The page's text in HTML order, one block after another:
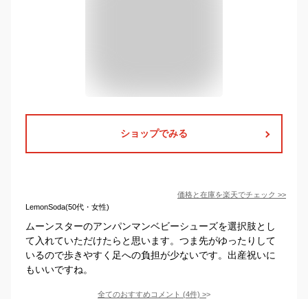
ショップでみる
価格と在庫を楽天でチェック >>
LemonSoda(50代・女性)
ムーンスターのアンパンマンベビーシューズを選択肢とし
て入れていただけたらと思います。つま先がゆったりして
いるので歩きやすく足への負担が少ないです。出産祝いに
もいいですね。
全てのおすすめコメント (4件) >